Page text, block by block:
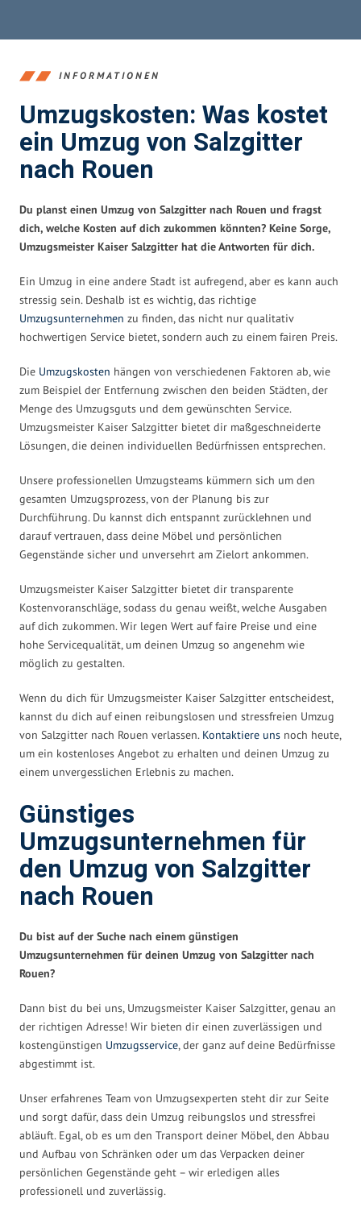
INFORMATIONEN
Umzugskosten: Was kostet
ein Umzug von Salzgitter
nach Rouen
Du planst einen Umzug von Salzgitter nach Rouen und fragst
dich, welche Kosten auf dich zukommen könnten? Keine Sorge,
Umzugsmeister Kaiser Salzgitter hat die Antworten für dich.
Ein Umzug in eine andere Stadt ist aufregend, aber es kann auch
stressig sein. Deshalb ist es wichtig, das richtige
Umzugsunternehmen zu finden, das nicht nur qualitativ
hochwertigen Service bietet, sondern auch zu einem fairen Preis.
Die Umzugskosten hängen von verschiedenen Faktoren ab, wie
zum Beispiel der Entfernung zwischen den beiden Städten, der
Menge des Umzugsguts und dem gewünschten Service.
Umzugsmeister Kaiser Salzgitter bietet dir maßgeschneiderte
Lösungen, die deinen individuellen Bedürfnissen entsprechen.
Unsere professionellen Umzugsteams kümmern sich um den
gesamten Umzugsprozess, von der Planung bis zur
Durchführung. Du kannst dich entspannt zurücklehnen und
darauf vertrauen, dass deine Möbel und persönlichen
Gegenstände sicher und unversehrt am Zielort ankommen.
Umzugsmeister Kaiser Salzgitter bietet dir transparente
Kostenvoranschläge, sodass du genau weißt, welche Ausgaben
auf dich zukommen. Wir legen Wert auf faire Preise und eine
hohe Servicequalität, um deinen Umzug so angenehm wie
möglich zu gestalten.
Wenn du dich für Umzugsmeister Kaiser Salzgitter entscheidest,
kannst du dich auf einen reibungslosen und stressfreien Umzug
von Salzgitter nach Rouen verlassen. Kontaktiere uns noch heute,
um ein kostenloses Angebot zu erhalten und deinen Umzug zu
einem unvergesslichen Erlebnis zu machen.
Günstiges
Umzugsunternehmen für
den Umzug von Salzgitter
nach Rouen
Du bist auf der Suche nach einem günstigen
Umzugsunternehmen für deinen Umzug von Salzgitter nach
Rouen?
Dann bist du bei uns, Umzugsmeister Kaiser Salzgitter, genau an
der richtigen Adresse! Wir bieten dir einen zuverlässigen und
kostengünstigen Umzugsservice, der ganz auf deine Bedürfnisse
abgestimmt ist.
Unser erfahrenes Team von Umzugsexperten steht dir zur Seite
und sorgt dafür, dass dein Umzug reibungslos und stressfrei
abläuft. Egal, ob es um den Transport deiner Möbel, den Abbau
und Aufbau von Schränken oder um das Verpacken deiner
persönlichen Gegenstände geht – wir erledigen alles
professionell und zuverlässig.